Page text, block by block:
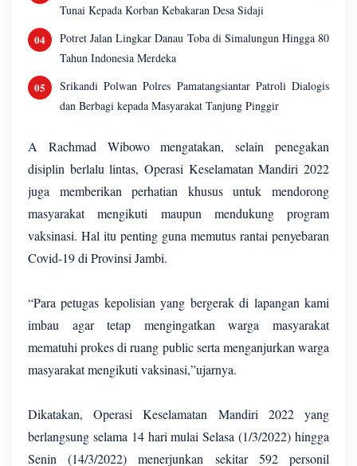
Tunai Kepada Korban Kebakaran Desa Sidaji
Potret Jalan Lingkar Danau Toba di Simalungun Hingga 80
Tahun Indonesia Merdeka
Srikandi Polwan Polres Pamatangsiantar Patroli Dialogis
dan Berbagi kepada Masyarakat Tanjung Pinggir
A Rachmad Wibowo mengatakan, selain penegakan
disiplin berlalu lintas, Operasi Keselamatan Mandiri 2022
juga memberikan perhatian khusus untuk mendorong
masyarakat mengikuti maupun mendukung program
vaksinasi. Hal itu penting guna memutus rantai penyebaran
Covid-19 di Provinsi Jambi.
“Para petugas kepolisian yang bergerak di lapangan kami
imbau agar tetap mengingatkan warga masyarakat
mematuhi prokes di ruang public serta menganjurkan warga
masyarakat mengikuti vaksinasi,”ujarnya.
Dikatakan, Operasi Keselamatan Mandiri 2022 yang
berlangsung selama 14 hari mulai Selasa (1/3/2022) hingga
Senin (14/3/2022) menerjunkan sekitar 592 personil